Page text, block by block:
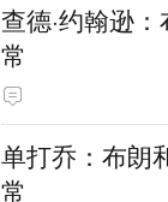
查德·约翰逊
常
单打乔：布朗
常